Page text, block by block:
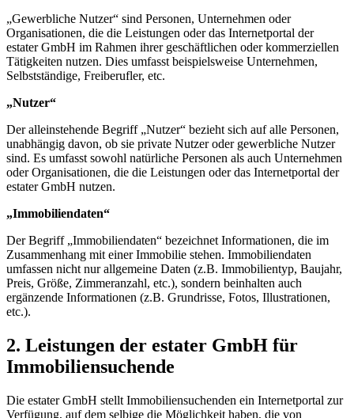
„Gewerbliche Nutzer“ sind Personen, Unternehmen oder
Organisationen, die die Leistungen oder das Internetportal der
estater GmbH im Rahmen ihrer geschäftlichen oder kommerziellen
Tätigkeiten nutzen. Dies umfasst beispielsweise Unternehmen,
Selbstständige, Freiberufler, etc.
„Nutzer“
Der alleinstehende Begriff „Nutzer“ bezieht sich auf alle Personen,
unabhängig davon, ob sie private Nutzer oder gewerbliche Nutzer
sind. Es umfasst sowohl natürliche Personen als auch Unternehmen
oder Organisationen, die die Leistungen oder das Internetportal der
estater GmbH nutzen.
„Immobiliendaten“
Der Begriff „Immobiliendaten“ bezeichnet Informationen, die im
Zusammenhang mit einer Immobilie stehen. Immobiliendaten
umfassen nicht nur allgemeine Daten (z.B. Immobilientyp, Baujahr,
Preis, Größe, Zimmeranzahl, etc.), sondern beinhalten auch
ergänzende Informationen (z.B. Grundrisse, Fotos, Illustrationen,
etc.).
2. Leistungen der estater GmbH für
Immobiliensuchende
Die estater GmbH stellt Immobiliensuchenden ein Internetportal zur
Verfügung, auf dem selbige die Möglichkeit haben, die von